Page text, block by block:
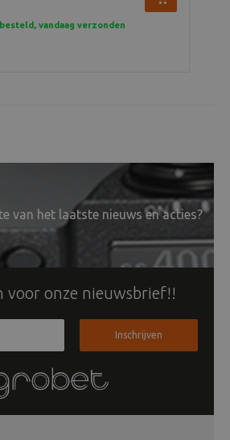
vandaag verzonden
van het laatste nieuws en acties?
voor onze nieuwsbrief!!
Inschrijven